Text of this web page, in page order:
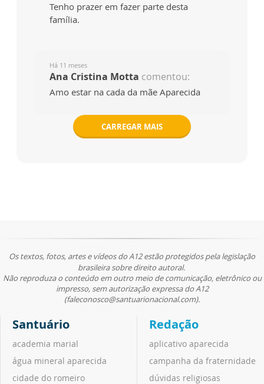
Tenho prazer em fazer parte desta
família.
Há 11 meses
Ana Cristina Motta comentou:
Amo estar na cada da mãe Aparecida
CARREGAR MAIS
Os textos, fotos, artes e vídeos do A12 estão protegidos pela legislação
brasileira sobre direito autoral.
Não reproduza o conteúdo em outro meio de comunicação, eletrônico ou
impresso, sem autorização expressa do A12
(faleconosco@santuarionacional.com).
Santuário
academia marial
água mineral aparecida
cidade do romeiro
Redação
aplicativo aparecida
campanha da fraternidade
dúvidas religiosas